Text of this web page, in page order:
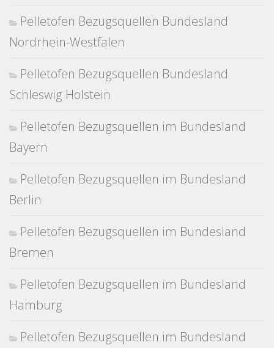
Pelletofen Bezugsquellen Bundesland
Nordrhein-Westfalen
Pelletofen Bezugsquellen Bundesland
Schleswig Holstein
Pelletofen Bezugsquellen im Bundesland
Bayern
Pelletofen Bezugsquellen im Bundesland
Berlin
Pelletofen Bezugsquellen im Bundesland
Bremen
Pelletofen Bezugsquellen im Bundesland
Hamburg
Pelletofen Bezugsquellen im Bundesland